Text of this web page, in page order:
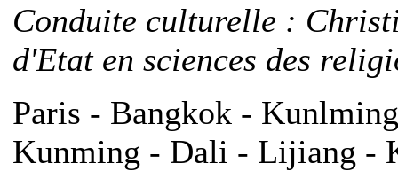
Conduite culturelle :
d'Etat en sciences des
Paris - Bangkok -
Kunming - Dali - Lijiang -